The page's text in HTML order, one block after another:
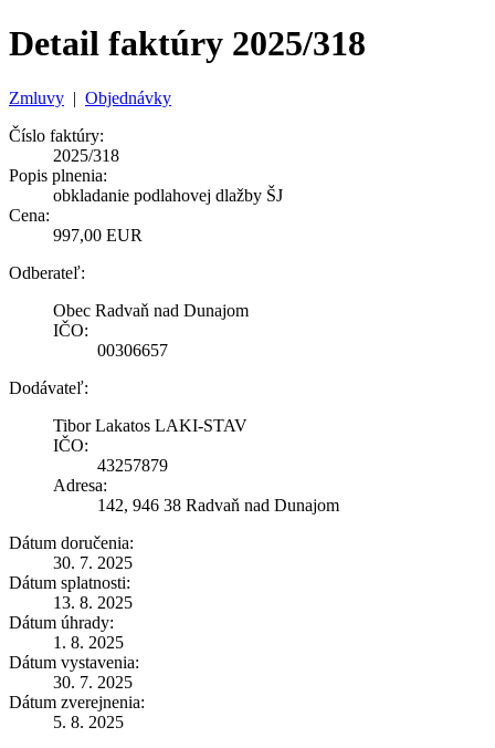
Detail faktúry 2025/318
Zmluvy | Objednávky
Číslo faktúry:
2025/318
Popis plnenia:
obkladanie podlahovej dlažby ŠJ
Cena:
997,00 EUR
Odberateľ:
Obec Radvaň nad Dunajom
IČO:
00306657
Dodávateľ:
Tibor Lakatos LAKI-STAV
IČO:
43257879
Adresa:
142, 946 38 Radvaň nad Dunajom
Dátum doručenia:
30. 7. 2025
Dátum splatnosti:
13. 8. 2025
Dátum úhrady:
1. 8. 2025
Dátum vystavenia:
30. 7. 2025
Dátum zverejnenia:
5. 8. 2025